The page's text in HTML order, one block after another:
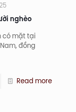
nghèo
có mặt tại
đồng
Read more